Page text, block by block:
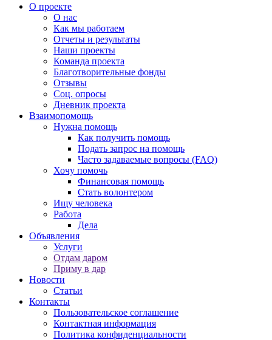
О проекте
О нас
Как мы работаем
Отчеты и результаты
Наши проекты
Команда проекта
Благотворительные фонды
Отзывы
Соц. опросы
Дневник проекта
Взаимопомощь
Нужна помощь
Как получить помощь
Подать запрос на помощь
Часто задаваемые вопросы (FAQ)
Хочу помочь
Финансовая помощь
Стать волонтером
Ищу человека
Работа
Дела
Объявления
Услуги
Отдам даром
Приму в дар
Новости
Статьи
Контакты
Пользовательское соглашение
Контактная информация
Политика конфиденциальности